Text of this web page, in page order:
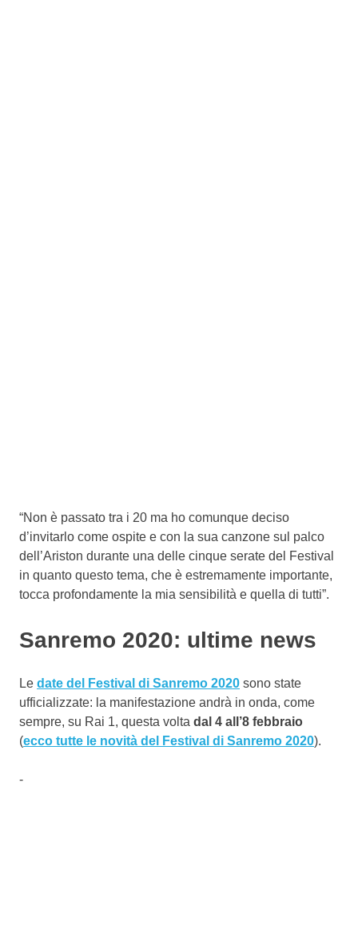
“Non è passato tra i 20 ma ho comunque deciso
d’invitarlo come ospite e con la sua canzone sul palco
dell’Ariston durante una delle cinque serate del Festival
in quanto questo tema, che è estremamente importante,
tocca profondamente la mia sensibilità e quella di tutti”.
Sanremo 2020: ultime news
Le date del Festival di Sanremo 2020 sono state
ufficializzate: la manifestazione andrà in onda, come
sempre, su Rai 1, questa volta dal 4 all’8 febbraio
(ecco tutte le novità del Festival di Sanremo 2020).
-